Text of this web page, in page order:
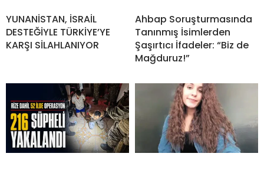
YUNANİSTAN, İSRAİL
DESTEĞİYLE TÜRKİYE’YE
KARŞI SİLAHLANIYOR
Ahbap Soruşturmasında
Tanınmış İsimlerden
Şaşırtıcı İfadeler: “Biz de
Mağduruz!”